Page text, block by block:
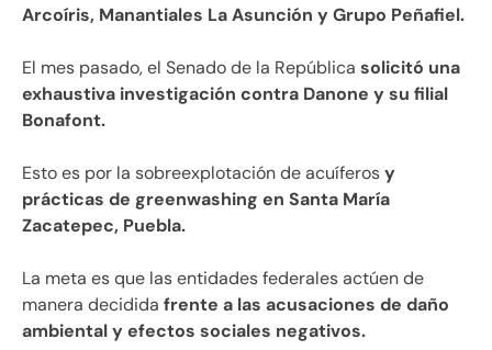
Arcoíris, Manantiales La Asunción y Grupo Peñafiel.
El mes pasado, el Senado de la República solicitó una
exhaustiva investigación contra Danone y su filial
Bonafont.
Esto es por la sobreexplotación de acuíferosy
prácticas de greenwashing en Santa María
Zacatepec, Puebla.
La meta es que las entidades federales actúen de
manera decidida frente a las acusaciones de daño
ambiental y efectos sociales negativos.